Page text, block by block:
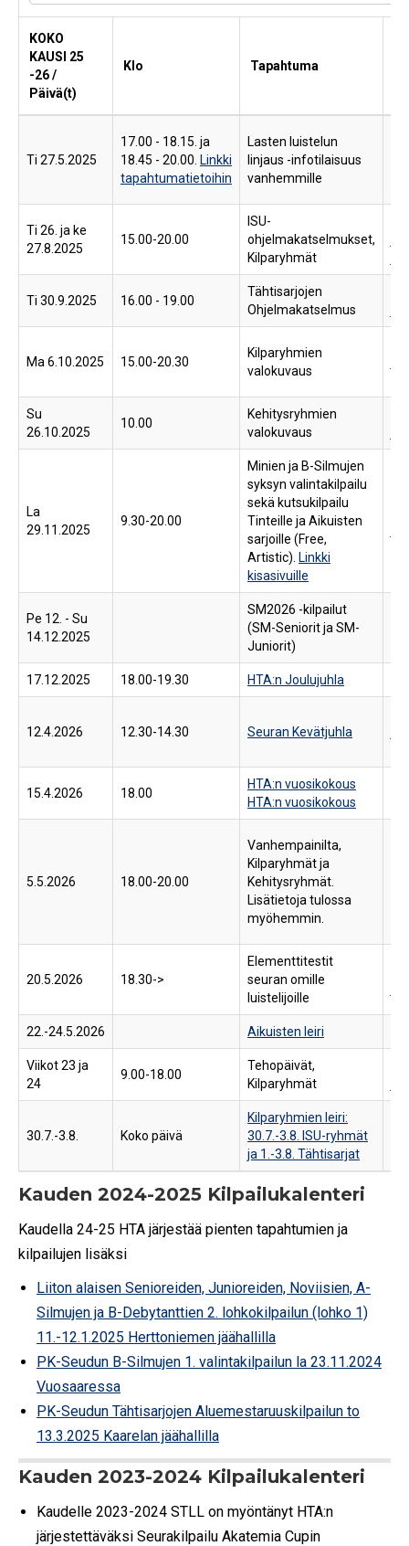
KOKO
KAUSI 25
-26 /
Päivä(t)
Klo Tapahtuma
Ti 27.5.2025
17.00 - 18.15. ja
18.45 - 20.00. Linkki
tapahtumatietoihin
Lasten luistelun
linjaus -infotilaisuus
vanhemmille
Ti 26. ja ke
27.8.2025
15.00-20.00
ISU-
ohjelmakatselmukset,
Kilparyhmät
Ti 30.9.2025 16.00 - 19.00
Tähtisarjojen
Ohjelmakatselmus
Ma 6.10.2025 15.00-20.30
Kilparyhmien
valokuvaus
Su
26.10.2025
10.00
Kehitysryhmien
valokuvaus
La
29.11.2025
9.30-20.00
Minien ja B-Silmujen
syksyn valintakilpailu
sekä kutsukilpailu
Tinteille ja Aikuisten
sarjoille (Free,
Artistic). Linkki
kisasivuille
Pe 12. - Su
14.12.2025
SM2026 -kilpailut
(SM-Seniorit ja SM-
Juniorit)
17.12.2025 18.00-19.30 HTA:n Joulujuhla
12.4.2026 12.30-14.30 Seuran Kevätjuhla
15.4.2026 18.00
HTA:n vuosikokous
HTA:n vuosikokous
5.5.2026 18.00-20.00
Vanhempainilta,
Kilparyhmät ja
Kehitysryhmät.
Lisätietoja tulossa
myöhemmin.
20.5.2026 18.30->
Elementtitestit
seuran omille
luistelijoille
22.-24.5.2026 Aikuisten leiri
Viikot 23 ja
24
9.00-18.00
Tehopäivät,
Kilparyhmät
30.7.-3.8. Koko päivä
Kilparyhmien leiri:
30.7.-3.8. ISU-ryhmät
ja 1.-3.8. Tähtisarjat
Kauden 2024-2025 Kilpailukalenteri
Kaudella 24-25 HTA järjestää pienten tapahtumien ja
kilpailujen lisäksi
Liiton alaisen Senioreiden, Junioreiden, Noviisien, A-
Silmujen ja B-Debytanttien 2. lohkokilpailun (lohko 1)
11.-12.1.2025 Herttoniemen jäähallilla
PK-Seudun B-Silmujen 1. valintakilpailun la 23.11.2024
Vuosaaressa
PK-Seudun Tähtisarjojen Aluemestaruuskilpailun to
13.3.2025 Kaarelan jäähallilla
Kauden 2023-2024 Kilpailukalenteri
Kaudelle 2023-2024 STLL on myöntänyt HTA:n
järjestettäväksi Seurakilpailu Akatemia Cupin